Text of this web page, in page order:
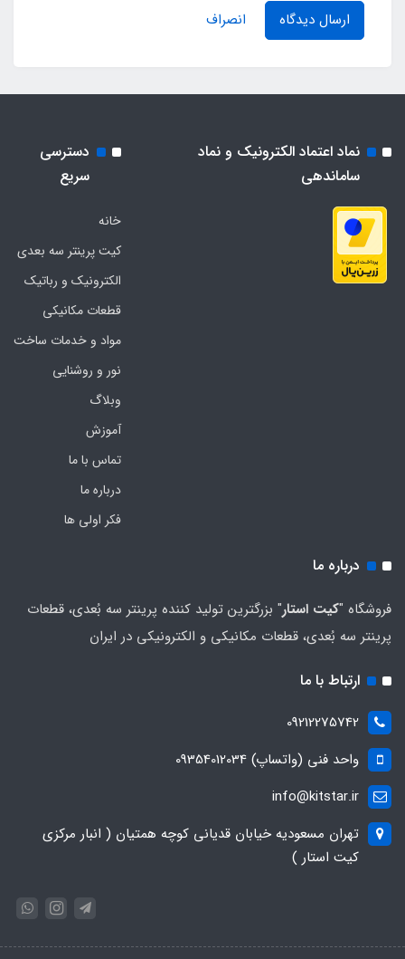
ارسال دیدگاه انصراف
نماد اعتماد الکترونیک و نماد
ساماندهی
دسترسی
سریع
خانه
کیت پرینتر سه بعدی
الکترونیک و رباتیک
قطعات مکانیکی
مواد و خدمات ساخت
نور و روشنایی
وبلاگ
آموزش
تماس با ما
درباره ما
فکر اولی ها
درباره ما
فروشگاه "کیت استار" بزرگترین تولید کننده پرینتر سه بُعدی، قطعات
پرینتر سه بُعدی، قطعات مکانیکی و الکترونیکی در ایران
ارتباط با ما
09212275742
واحد فنی (واتساپ) 09354012034
info@kitstar.ir
تهران مسعودیه خیابان قدیانی کوچه همتیان ( انبار مرکزی
کیت استار )